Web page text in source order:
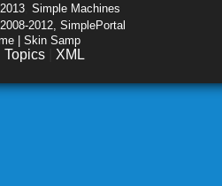
Simple Machines
2012, SimplePortal
| Skin Samp
Topics XML